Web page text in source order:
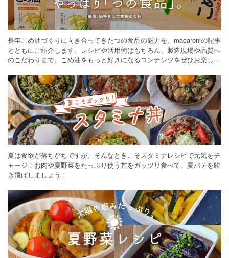
長年こめ油づくりに向き合ってきたつの食品の魅力を、macaroniの記事
とともにご紹介します。レシピや活用術はもちろん、製造現場や品質へ
のこだわりまで。こめ油をもっと好きになるコンテンツをぜひお楽しみ
夏は食欲が落ちがちですが、そんなときこそスタミナレシピで元気をチ
ャージ！お肉や夏野菜をたっぷり使う丼をガッツリ食べて、夏バテを吹
き飛ばしましょう！